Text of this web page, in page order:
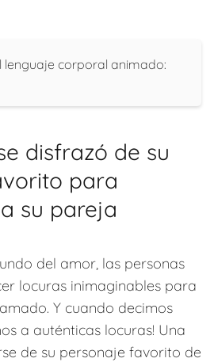
corporal animado:
disfrazó de su
para
su pareja
del amor, las personas
locuras inimaginables para
Y cuando decimos
a auténticas locuras! Una
de su personaje favorito de